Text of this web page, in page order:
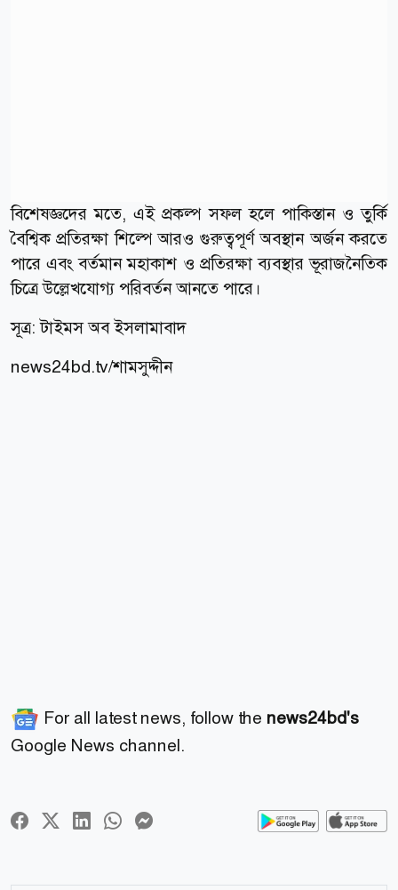
বিশেষজ্ঞদের মতে, এই প্রকল্প সফল হলে পাকিস্তান ও তুর্কি
বৈশ্বিক প্রতিরক্ষা শিল্পে আরও গুরুত্বপূর্ণ অবস্থান অর্জন করতে
পারে এবং বর্তমান মহাকাশ ও প্রতিরক্ষা ব্যবস্থার ভূরাজনৈতিক
চিত্রে উল্লেখযোগ্য পরিবর্তন আনতে পারে।
সূত্র:টাইমস অব ইসলামাবাদ
news24bd.tv/শামসুদ্দীন
For all latest news, follow the news24bd's
Google News channel.